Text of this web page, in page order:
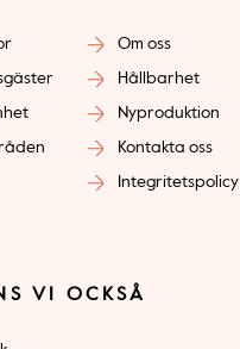
Om oss
Hållbarhet
Nyproduktion
Kontakta oss
Integritetspolicy
VI OCKSÅ